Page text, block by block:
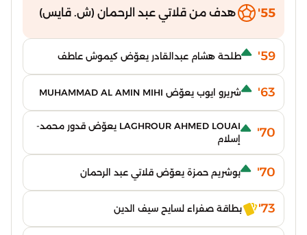
55' هدف من قلاتي عبد الرحمان (ش. قايس)
59' طلحة هشام عبدالقادر يعوّض كيموش عاطف
63' شريرو ايوب يعوّض MUHAMMAD AL AMIN MIHI
70'
LAGHROUR AHMED LOUAI يعوّض قدور محمد-
إسلام
70' بوشريم حمزة يعوّض قلاتي عبد الرحمان
73' بطاقة صفراء لسايح سيف الدين